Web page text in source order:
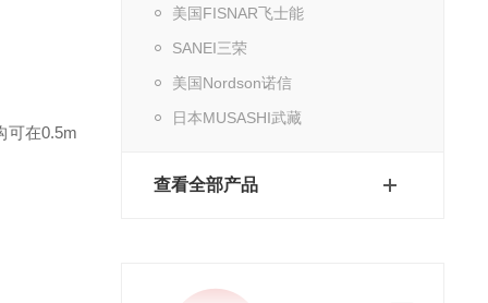
美国FISNAR飞士能
SANEI三荣
美国Nordson诺信
日本MUSASHI武藏
查看全部产品
可在0.5m